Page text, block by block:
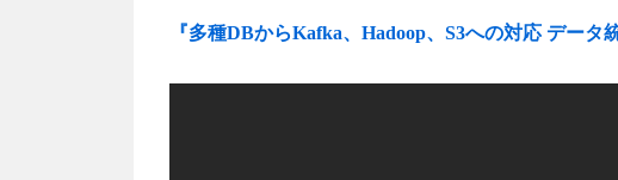
『多種DBからKafka、Hadoop、S3への対応 データ